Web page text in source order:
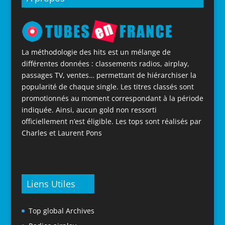
La méthodologie des hits est un mélange de
différentes données : classements radios, airplay,
passages TV, ventes… permettant de hiérarchiser la
popularité de chaque single. Les titres classés sont
promotionnés au moment correspondant à la période
indiquée. Ainsi, aucun gold non ressorti
officiellement n’est éligible. Les tops sont réalisés par
Charles et Laurent Pons
Liens Utiles
Top global Archives